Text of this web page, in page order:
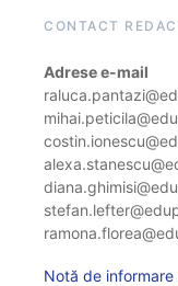
CONTACT
Adrese e-mail
Notă de